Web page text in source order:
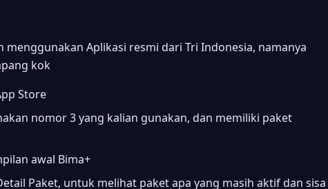
Aplikasi resmi dari Tri Indonesia, namanya
kok
Store
nomor 3 yang kalian gunakan, dan memiliki paket
awal Bima+
Paket, untuk melihat paket apa yang masih aktif dan sisa